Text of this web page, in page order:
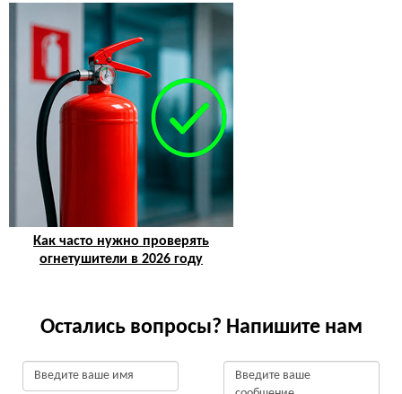
Как часто нужно проверять
огнетушители в 2026 году
Остались вопросы? Напишите нам